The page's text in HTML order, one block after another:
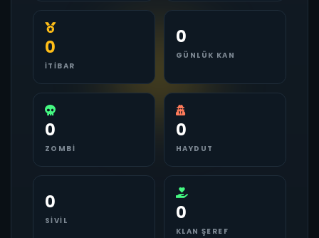
0
İTIBAR
0
GÜNLÜK KAN
0
ZOMBI
0
HAYDUT
0
SIVIL 0
KLAN ŞEREF